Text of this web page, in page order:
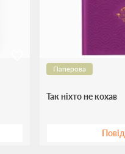
Паперова
Так ніхто не кохав